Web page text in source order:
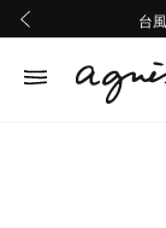
熊本
台
熊本